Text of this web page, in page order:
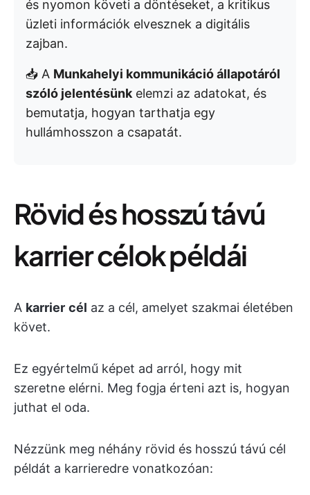
és nyomon követi a döntéseket, a kritikus
üzleti információk elvesznek a digitális
zajban.
📥 A Munkahelyi kommunikáció állapotáról
szóló jelentésünk elemzi az adatokat, és
bemutatja, hogyan tarthatja egy
hullámhosszon a csapatát.
Rövid és hosszú távú
karrier célok példái
A karrier cél az a cél, amelyet szakmai életében
követ.
Ez egyértelmű képet ad arról, hogy mit
szeretne elérni. Meg fogja érteni azt is, hogyan
juthat el oda.
Nézzünk meg néhány rövid és hosszú távú cél
példát a karrieredre vonatkozóan: